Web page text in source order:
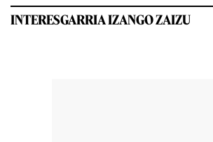
INTERESGARRIA IZANGO ZAIZU